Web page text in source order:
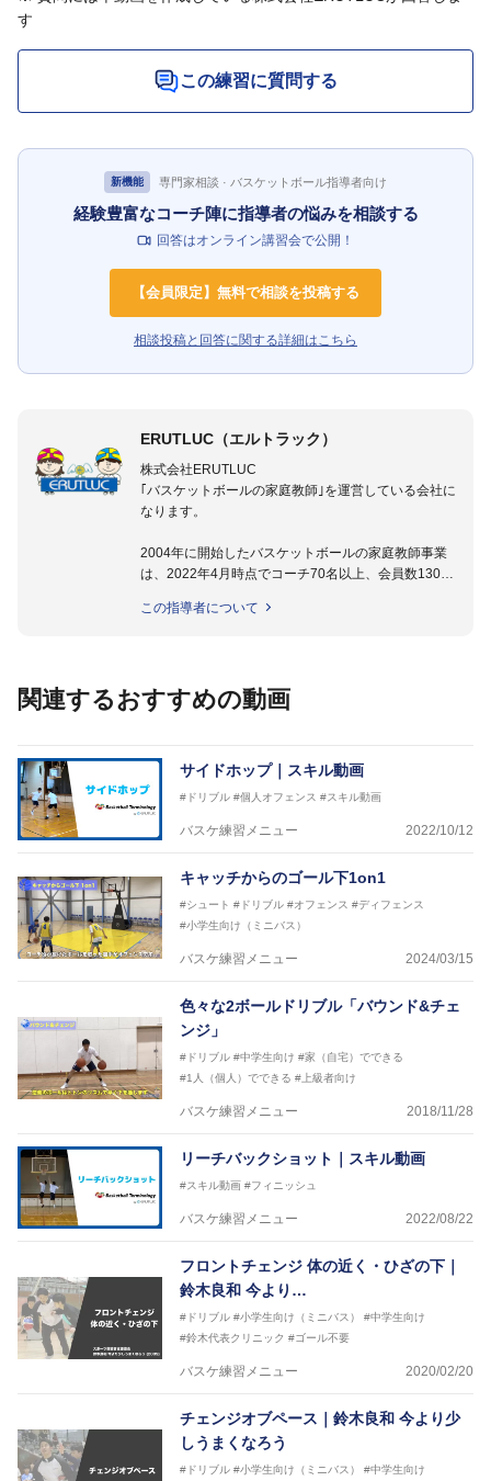
す
この練習に質問する
新機能 専門家相談 · バスケットボール指導者向け
経験豊富なコーチ陣に指導者の悩みを相談する
回答はオンライン講習会で公開！
【会員限定】無料で相談を投稿する
相談投稿と回答に関する詳細はこちら
ERUTLUC（エルトラック）
株式会社ERUTLUC
｢バスケットボールの家庭教師｣を運営している会社に
なります。
2004年に開始したバスケットボールの家庭教師事業
は、2022年4月時点でコーチ70名以上、会員数1300
指導実績多数・各地講習会なども担当しており、「は
など多くの書籍・DVDも監修しています。
2016年U12ナショナルキャンプヘッドコーチ
2016年U13ナショナルキャンプヘッドコーチ
2016年男子日本代表サポートコーチ
2017年U12ナショナルキャンプヘッドコーチ
2017年U13ナショナルキャンプヘッドコーチ
2018年U22日本代表スプリングキャンプアドバイザ
リーコーチ
2018年U12ナショナルキャンプヘッドコーチ
2018年U13ナショナルキャンプヘッドコーチ
2018年～2021年男子日本代表サポートコーチ
この指導者について
関連するおすすめの動画
サイドホップ｜スキル動画
#ドリブル #個人オフェンス #スキル動画
バスケ練習メニュー 2022/10/12
キャッチからのゴール下1on1
#シュート #ドリブル #オフェンス #ディフェンス
#小学生向け（ミニバス）
バスケ練習メニュー 2024/03/15
色々な2ボールドリブル「バウンド&チェ
ンジ」
#ドリブル #中学生向け #家（自宅）でできる
#1人（個人）でできる #上級者向け
バスケ練習メニュー 2018/11/28
リーチバックショット｜スキル動画
#スキル動画 #フィニッシュ
バスケ練習メニュー 2022/08/22
フロントチェンジ 体の近く・ひざの下｜
鈴木良和 今より…
#ドリブル #小学生向け（ミニバス）
#中学生向け
#鈴木代表クリニック #ゴール不要
バスケ練習メニュー 2020/02/20
チェンジオブペース｜鈴木良和 今より少
しうまくなろう
#ドリブル #小学生向け（ミニバス） #中学生向け